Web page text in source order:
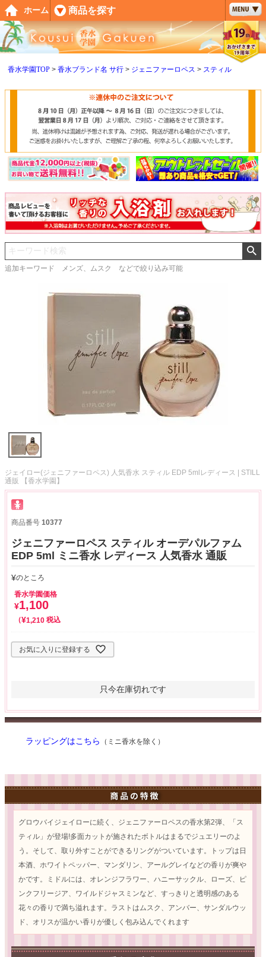
香水学園TOP 香水ブランド名 サ行 ジェニファーロペス スティル
追加キーワード メンズ、ムスク などで絞り込み可能
ジェイロー(ジェニファーロペス) 人気香水 スティル EDP 5mlレディース | STILL
通販 【香水学園】
商品番号 10377
ジェニファーロペス スティル オーデパルファム
EDP 5ml ミニ香水 レディース 人気香水 通販
¥のところ
香水学園価格
¥1,100
¥1,210 税込
お気に入りに登録する
只今在庫切れです
ラッピングはこちら （ミニ香水を除く）
グロウバイジェイローに続く、ジェニファーロペスの香水第2弾、「ス
ティル」が登場!多面カットが施されたボトルはまるでジュエリーのよ
う。そして、取り外すことができるリングがついています。トップは日
本酒、ホワイトペッパー、マンダリン、アールグレイなどの香りが爽や
かです。ミドルには、オレンジフラワー、ハニーサックル、ローズ、ピ
ンクフリージア、ワイルドジャスミンなど、すっきりと透明感のある
花々の香りで満ち溢れます。ラストはムスク、アンバー、サンダルウッ
ド、オリスが温かい香りが優しく包み込んでくれます
ペー
ジト
ップ
へ
ホーム 商品を探す